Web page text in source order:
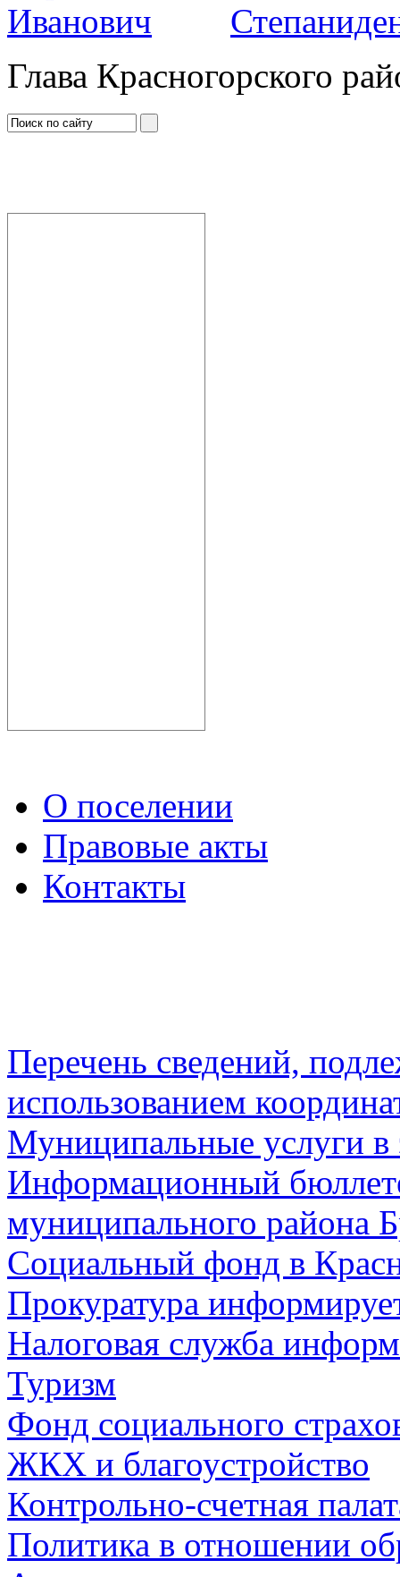
Глава Красногорского
О поселении
Правовые акты
Контакты
Перечень сведений,
использованием
Муниципальные услуги в
Информационный
муниципального района
Социальный фонд в
Прокуратура
Налоговая служба
Туризм
Фонд социального
ЖКХ и благоустройство
Контрольно-счетная
Политика в отношении